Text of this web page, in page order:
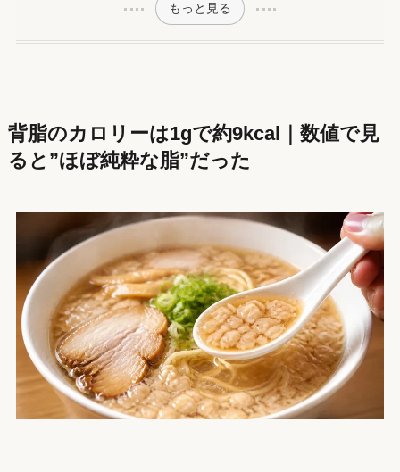
もっと見る
背脂のカロリーは1gで約9kcal｜数値で見
ると”ほぼ純粋な脂”だった